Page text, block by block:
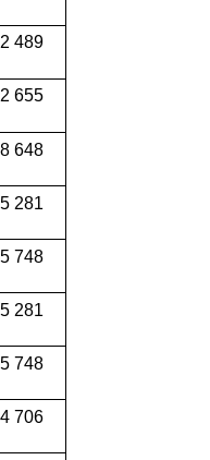
489
655
648
281
748
281
748
706